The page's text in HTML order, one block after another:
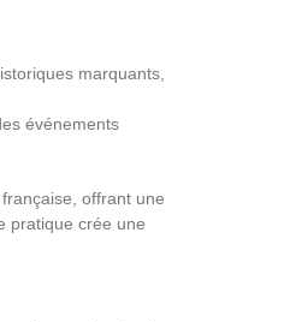
marquants,
événements
offrant une
pratique crée une